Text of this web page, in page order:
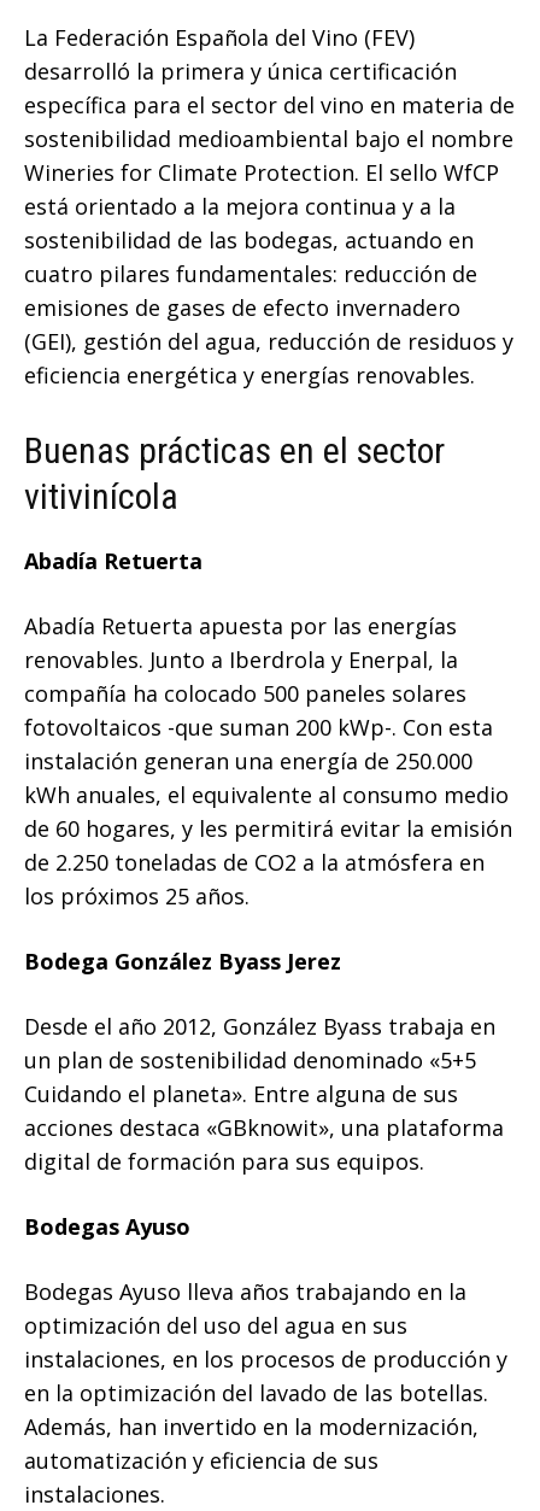
La Federación Española del Vino (FEV)
desarrolló la primera y única certificación
específica para el sector del vino en materia de
sostenibilidad medioambiental bajo el nombre
Wineries for Climate Protection. El sello WfCP
está orientado a la mejora continua y a la
sostenibilidad de las bodegas, actuando en
cuatro pilares fundamentales: reducción de
emisiones de gases de efecto invernadero
(GEI), gestión del agua, reducción de residuos y
eficiencia energética y energías renovables.
Buenas prácticas en el sector
vitivinícola
Abadía Retuerta
Abadía Retuerta apuesta por las energías
renovables. Junto a Iberdrola y Enerpal, la
compañía ha colocado 500 paneles solares
fotovoltaicos -que suman 200 kWp-. Con esta
instalación generan una energía de 250.000
kWh anuales, el equivalente al consumo medio
de 60 hogares, y les permitirá evitar la emisión
de 2.250 toneladas de CO2 a la atmósfera en
los próximos 25 años.
Bodega González Byass Jerez
Desde el año 2012, González Byass trabaja en
un plan de sostenibilidad denominado «5+5
Cuidando el planeta». Entre alguna de sus
acciones destaca «GBknowit», una plataforma
digital de formación para sus equipos.
Bodegas Ayuso
Bodegas Ayuso lleva años trabajando en la
optimización del uso del agua en sus
instalaciones, en los procesos de producción y
en la optimización del lavado de las botellas.
Además, han invertido en la modernización,
automatización y eficiencia de sus
instalaciones.